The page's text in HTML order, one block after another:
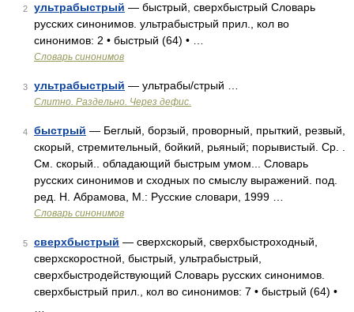
2 ультрабыстрый — быстрый, сверхбыстрый Словарь
русских синонимов. ультрабыстрый прил., кол во
синонимов: 2 • быстрый (64) • …
Словарь синонимов
3 ультрабыстрый — ультрабы/стрый …
Слитно. Раздельно. Через дефис.
4 быстрый — Беглый, борзый, проворный, прыткий, резвый,
скорый, стремительный, бойкий, рьяный; порывистый. Ср. .
См. скорый.. обладающий быстрым умом... Словарь
русских синонимов и сходных по смыслу выражений. под.
ред. Н. Абрамова, М.: Русские словари, 1999 …
Словарь синонимов
5 сверхбыстрый — сверхскорый, сверхбыстроходный,
сверхскоростной, быстрый, ультрабыстрый,
сверхбыстродействующий Словарь русских синонимов.
сверхбыстрый прил., кол во синонимов: 7 • быстрый (64) •